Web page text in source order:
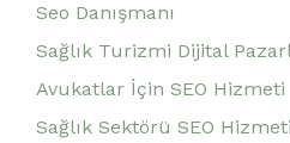
Seo Danışmanı
Sağlık Turizmi Dijital
Avukatlar İçin SEO Hizmeti
Sağlık Sektörü SEO Hizmeti